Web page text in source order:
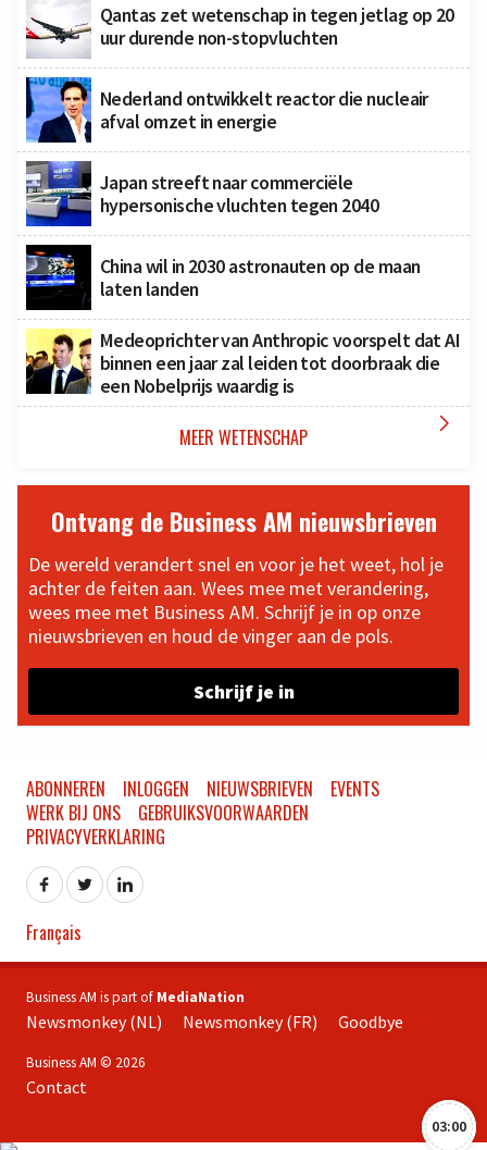
Qantas zet wetenschap in tegen jetlag op 20
uur durende non-stopvluchten
Nederland ontwikkelt reactor die nucleair
afval omzet in energie
Japan streeft naar commerciële
hypersonische vluchten tegen 2040
China wil in 2030 astronauten op de maan
laten landen
Medeoprichter van Anthropic voorspelt dat AI
binnen een jaar zal leiden tot doorbraak die
een Nobelprijs waardig is
MEER WETENSCHAP 
Ontvang de Business AM nieuwsbrieven
De wereld verandert snel en voor je het weet, hol je
achter de feiten aan. Wees mee met verandering,
wees mee met Business AM. Schrijf je in op onze
nieuwsbrieven en houd de vinger aan de pols.
Schrijf je in
03:00
ABONNEREN INLOGGEN NIEUWSBRIEVEN
EVENTS
WERK BIJ ONS
GEBRUIKSVOORWAARDEN
PRIVACYVERKLARING
Français
Business AM is part of MediaNation
Newsmonkey (NL) Newsmonkey (FR) Goodbye
Business AM © 2026
Contact